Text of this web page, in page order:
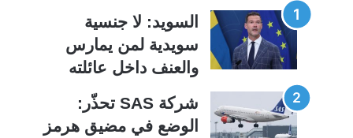
ة
ا
ل
س
ا
ل
ا
السويد: لا جنسية
سويدية لمن يمارس
والعنف داخل عائلته
شركة SAS تحذّر:
الوضع في مضيق هرمز